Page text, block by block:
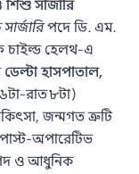
সার্জারি
পদে ডি. এম.
হেলথ‑এ
ডেল্টা হাসপাতাল,
৮টা)
জন্মগত ত্রুটি
ও আধুনিক